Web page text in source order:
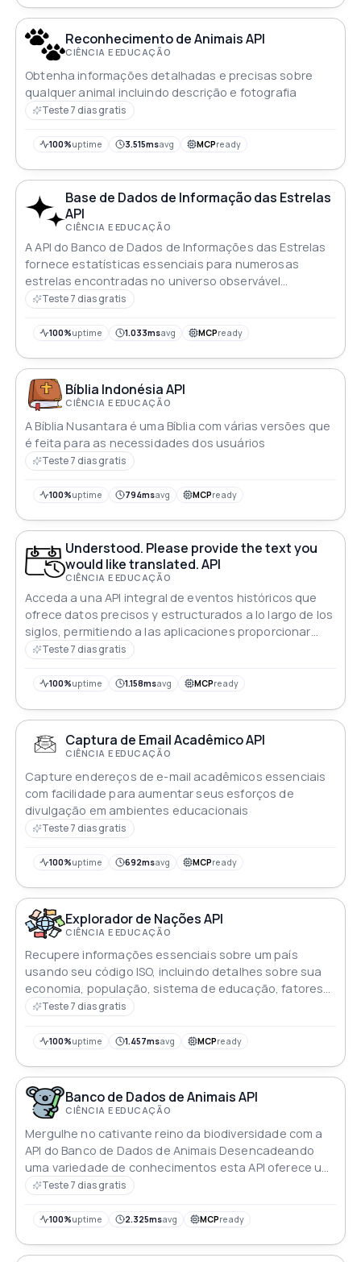
Reconhecimento de Animais API
CIÊNCIA E EDUCAÇÃO
Obtenha informações detalhadas e precisas sobre
qualquer animal incluindo descrição e fotografia
Teste 7 dias gratis
100%uptime 3.515msavg MCPready
Base de Dados de Informação das Estrelas
API
CIÊNCIA E EDUCAÇÃO
A API do Banco de Dados de Informações das Estrelas
fornece estatísticas essenciais para numerosas
estrelas encontradas no universo observável
oferecendo informações-chave sobre suas
Teste 7 dias gratis
100%uptime 1.033msavg MCPready
Bíblia Indonésia API
CIÊNCIA E EDUCAÇÃO
A Bíblia Nusantara é uma Bíblia com várias versões que
é feita para as necessidades dos usuários
Teste 7 dias gratis
100%uptime 794msavg MCPready
Understood. Please provide the text you
would like translated. API
CIÊNCIA E EDUCAÇÃO
Acceda a una API integral de eventos históricos que
ofrece datos precisos y estructurados a lo largo de los
siglos, permitiendo a las aplicaciones proporcionar
cronologías, información y contexto atractivos.
Teste 7 dias gratis
100%uptime 1.158msavg MCPready
Captura de Email Acadêmico API
CIÊNCIA E EDUCAÇÃO
Capture endereços de e-mail acadêmicos essenciais
com facilidade para aumentar seus esforços de
divulgação em ambientes educacionais
Teste 7 dias gratis
100%uptime 692msavg MCPready
Explorador de Nações API
CIÊNCIA E EDUCAÇÃO
Recupere informações essenciais sobre um país
usando seu código ISO, incluindo detalhes sobre sua
economia, população, sistema de educação, fatores
ambientais e outras áreas-chave
Teste 7 dias gratis
100%uptime 1.457msavg MCPready
Banco de Dados de Animais API
CIÊNCIA E EDUCAÇÃO
Mergulhe no cativante reino da biodiversidade com a
API do Banco de Dados de Animais Desencadeando
uma variedade de conhecimentos esta API oferece um
tesouro de fatos científicos fascinantes sobre uma
misterioso embarque em um safári digital para
Teste 7 dias gratis
100%uptime 2.325msavg MCPready